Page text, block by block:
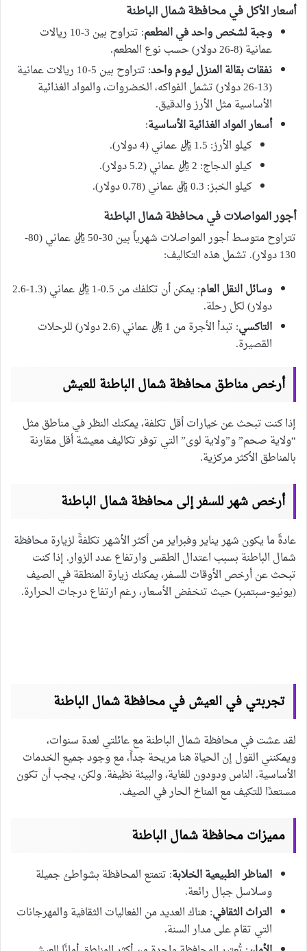
أسعار الأكل في محافظة شمال الباطنة
وجبة لشخص واحد في المطعم
: تتراوح بين 3-10 ريالات
عمانية (8-26 دولار) حسب نوع المطعم.
نفقات بقالة المنزل ليوم واحد
: تتراوح بين 5-10 ريالات عمانية
(13-26 دولار) تشمل الفواكه، الخضروات، والمواد الغذائية
الأساسية مثل الأرز والدقيق.
أسعار المواد الغذائية الأساسية:
كيلو الأرز: 1.5 ريال عماني (4 دولار).
كيلو الدجاج: 2 ريال عماني (5.2 دولار).
كيلو الخبز: 0.3 ريال عماني (0.78 دولار).
أجور المواصلات في محافظة شمال الباطنة
تتراوح متوسط أجور المواصلات شهرياً بين 30-50 ريال عماني (80-
130 دولار). تشمل هذه التكاليف:
وسائل النقل العام
: يمكن أن تكلفك من 0.5-1 ريال عماني (1.3-2.6
دولار) لكل رحلة.
التاكسي
: تبدأ الأجرة من 1 ريال عماني (2.6 دولار) للرحلات
القصيرة.
أرخص مناطق محافظة شمال الباطنة للعيش
إذا كنت تبحث عن خيارات أقل تكلفة، يمكنك النظر في مناطق مثل
“ولاية صحم” و”ولاية لوى” التي توفر تكاليف معيشة أقل مقارنة
بالمناطق الأكثر مركزية.
أرخص شهر للسفر إلى محافظة شمال الباطنة
عادةً ما يكون شهر يناير وفبراير من أكثر الأشهر تكلفةً لزيارة محافظة
شمال الباطنة بسبب اعتدال الطقس وارتفاع عدد الزوار. إذا كنت
تبحث عن أرخص الأوقات للسفر، يمكنك زيارة المنطقة في الصيف
(يونيو-سبتمبر) حيث تنخفض الأسعار، رغم ارتفاع درجات الحرارة.
تجربتي في العيش في محافظة شمال الباطنة
لقد عشت في محافظة شمال الباطنة مع عائلتي لعدة سنوات،
ويمكنني القول إن الحياة هنا مريحة جداً، مع وجود جميع الخدمات
الأساسية. الناس ودودون للغاية، والبيئة نظيفة. ولكن، يجب أن تكون
مستعدًا للتكيف مع المناخ الحار في الصيف.
مميزات محافظة شمال الباطنة
المناظر الطبيعية الخلابة: تتمتع المحافظة بشواطئ جميلة
وسلاسل جبال رائعة.
التراث الثقافي: هناك العديد من الفعاليات الثقافية والمهرجانات
التي تقام على مدار السنة.